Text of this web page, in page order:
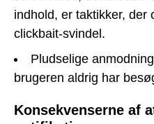
indhold, er taktikker, der
clickbait-svindel.
Pludselige
brugeren aldrig har
Konsekvenserne af